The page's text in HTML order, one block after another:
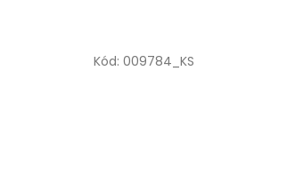
Kód: 009784_KS